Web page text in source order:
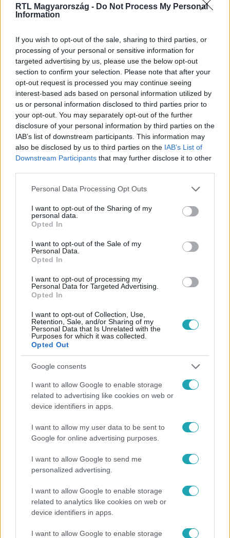
RTL Magyarország - Do Not Process My Personal
Information
If you wish to opt-out of the sale, sharing to third parties, or
processing of your personal or sensitive information for
targeted advertising by us, please use the below opt-out
section to confirm your selection. Please note that after your
opt-out request is processed you may continue seeing
interest-based ads based on personal information utilized by
us or personal information disclosed to third parties prior to
your opt-out. You may separately opt-out of the further
disclosure of your personal information by third parties on the
IAB’s list of downstream participants. This information may
also be disclosed by us to third parties on the IAB’s List of
Downstream Participants that may further disclose it to other
Please note that this website/app uses one or more Google
not limited to your visit or usage behaviour. You may click to
grant or deny consent to Google and its third-party tags to
use your data for below specified purposes in below Google
consent section.
Personal Data Processing Opt Outs
I want to opt-out of the Sharing of my
personal data.
Opted In
I want to opt-out of the Sale of my
Personal Data.
Opted In
I want to opt-out of processing my
Personal Data for Targeted Advertising.
Opted In
I want to opt-out of Collection, Use,
Retention, Sale, and/or Sharing of my
Personal Data that Is Unrelated with the
Purposes for which it was collected.
Opted Out
Google consents
I want to allow Google to enable storage
related to advertising like cookies on web or
device identifiers in apps.
I want to allow my user data to be sent to
Google for online advertising purposes.
I want to allow Google to send me
personalized advertising.
I want to allow Google to enable storage
related to analytics like cookies on web or
device identifiers in apps.
I want to allow Google to enable storage
Kövess minket, és értesülj a friss hírekről a
Facebookon is!
Követem
HÍRADÓ #
VÍZESÉS #JÉG #TÉL # IDŐJÁRÁS
Népszerű
A fiataloknak üzent Majka: „Hagyjátok ezt abba,
ez nagyon ciki!”